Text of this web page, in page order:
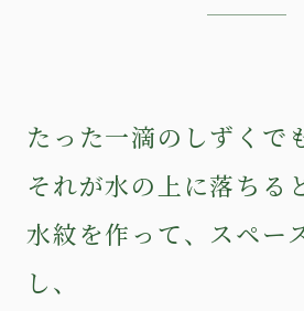
たった一滴のしずくで
それが水の上に落ちる
水紋を作って、スペー
し、